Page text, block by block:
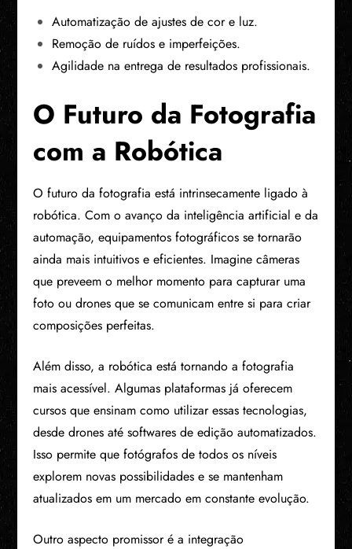
Automatização de ajustes de cor e luz.
Remoção de ruídos e imperfeições.
Agilidade na entrega de resultados profissionais.
O Futuro da Fotografia
com a Robótica
O futuro da fotografia está intrinsecamente ligado à
robótica. Com o avanço da inteligência artificial e da
automação, equipamentos fotográficos se tornarão
ainda mais intuitivos e eficientes. Imagine câmeras
que preveem o melhor momento para capturar uma
foto ou drones que se comunicam entre si para criar
composições perfeitas.
Além disso, a robótica está tornando a fotografia
mais acessível. Algumas plataformas já oferecem
cursos que ensinam como utilizar essas tecnologias,
desde drones até softwares de edição automatizados.
Isso permite que fotógrafos de todos os níveis
explorem novas possibilidades e se mantenham
atualizados em um mercado em constante evolução.
Outro aspecto promissor é a integração